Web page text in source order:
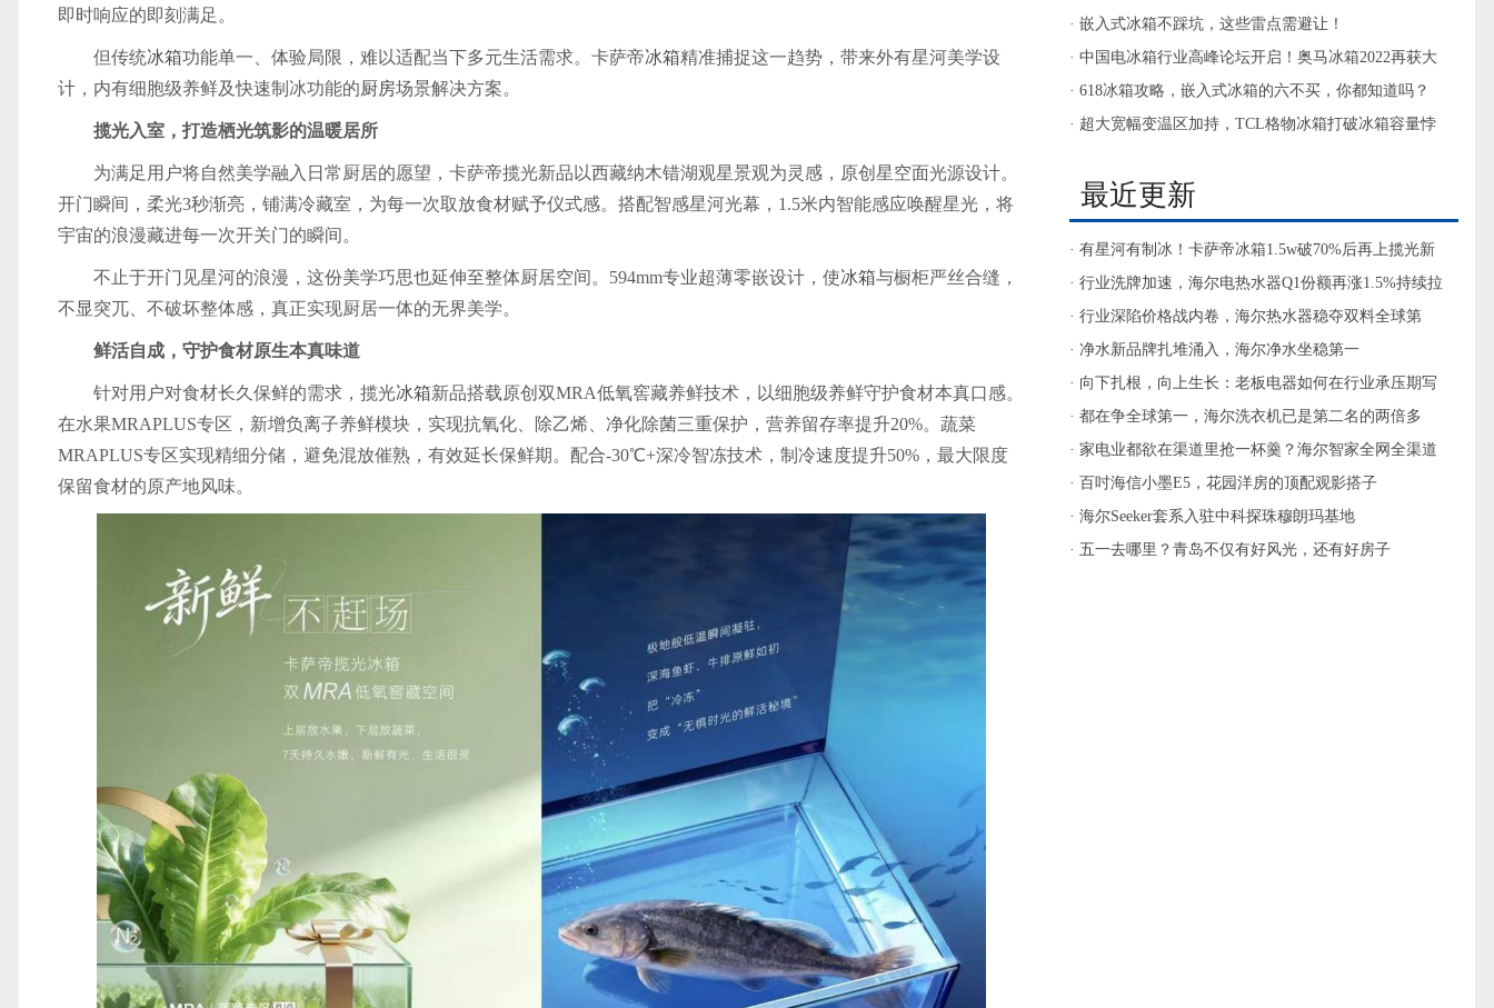
即时响应的即刻满足。
但传统冰箱功能单一、体验局限，难以适配当下多元生活需求。卡萨帝冰箱精准捕捉这一趋势，带来外有星河美学设
计，内有细胞级养鲜及快速制冰功能的厨房场景解决方案。
揽光入室，打造栖光筑影的温暖居所
为满足用户将自然美学融入日常厨居的愿望，卡萨帝揽光新品以西藏纳木错湖观星景观为灵感，原创星空面光源设计。
开门瞬间，柔光3秒渐亮，铺满冷藏室，为每一次取放食材赋予仪式感。搭配智感星河光幕，1.5米内智能感应唤醒星光，将
宇宙的浪漫藏进每一次开关门的瞬间。
不止于开门见星河的浪漫，这份美学巧思也延伸至整体厨居空间。594mm专业超薄零嵌设计，使冰箱与橱柜严丝合缝，
不显突兀、不破坏整体感，真正实现厨居一体的无界美学。
鲜活自成，守护食材原生本真味道
针对用户对食材长久保鲜的需求，揽光冰箱新品搭载原创双MRA低氧窖藏养鲜技术，以细胞级养鲜守护食材本真口感。
在水果MRAPLUS专区，新增负离子养鲜模块，实现抗氧化、除乙烯、净化除菌三重保护，营养留存率提升20%。蔬菜
MRAPLUS专区实现精细分储，避免混放催熟，有效延长保鲜期。配合-30℃+深冷智冻技术，制冷速度提升50%，最大限度
保留食材的原产地风味。
高端冰箱进入营养时代
· 嵌入式冰箱不踩坑，这些雷点需避让！
· 中国电冰箱行业高峰论坛开启！奥马冰箱2022再获大
奖
· 618冰箱攻略，嵌入式冰箱的六不买，你都知道吗？
· 超大宽幅变温区加持，TCL格物冰箱打破冰箱容量悖
最近更新
· 有星河有制冰！卡萨帝冰箱1.5w破70%后再上揽光新
品
· 行业洗牌加速，海尔电热水器Q1份额再涨1.5%持续拉
大差距
· 行业深陷价格战内卷，海尔热水器稳夺双料全球第
一，Q1份额持续攀升
· 净水新品牌扎堆涌入，海尔净水坐稳第一
· 向下扎根，向上生长：老板电器如何在行业承压期写
出一份更具确定性的答卷
· 都在争全球第一，海尔洗衣机已是第二名的两倍多
· 家电业都欲在渠道里抢一杯羹？海尔智家全网全渠道
第一
· 百吋海信小墨E5，花园洋房的顶配观影搭子
· 海尔Seeker套系入驻中科探珠穆朗玛基地
· 五一去哪里？青岛不仅有好风光，还有好房子